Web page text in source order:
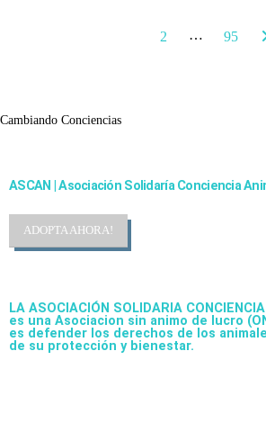
2 … 95
Cambiando Conciencias
ASCAN | Asociación Solidaría Conciencia
ADOPTA AHORA!
LA ASOCIACIÓN SOLIDARIA
es una Asociacion sin animo de lucro
es defender los derechos de los
de su protección y bienestar.